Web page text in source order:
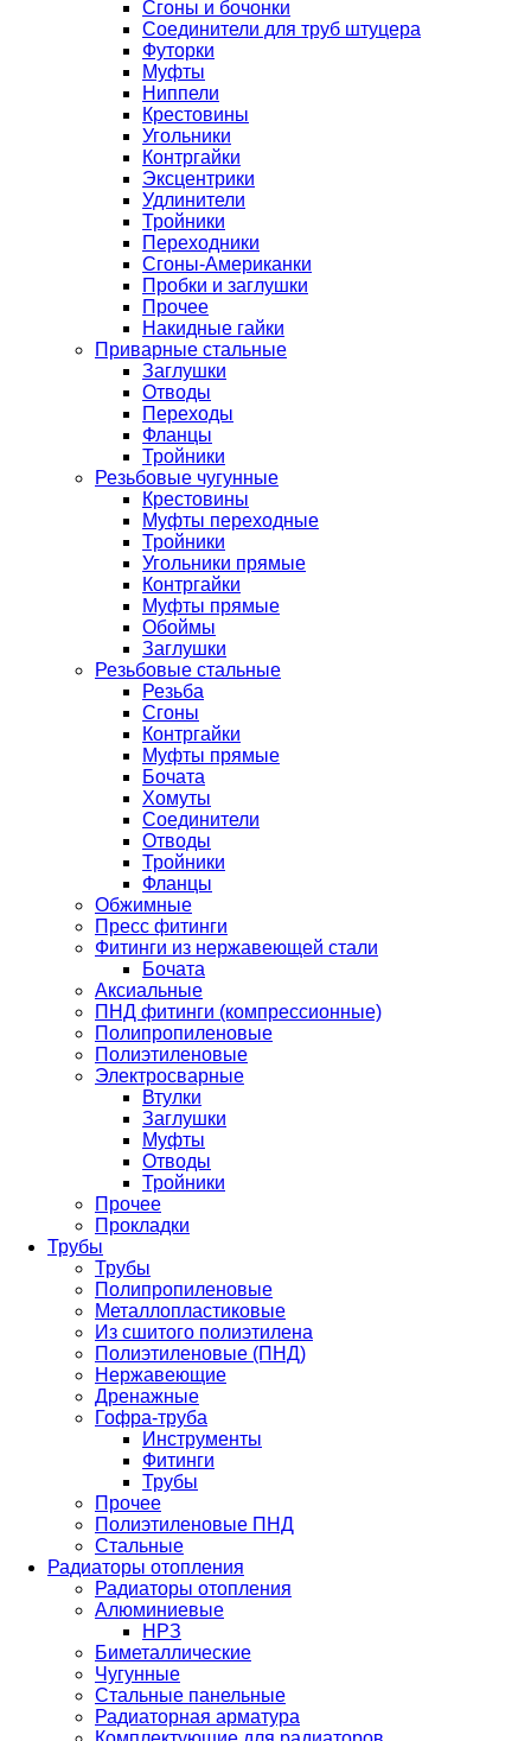
Сгоны и бочонки
Соединители для труб штуцера
Футорки
Муфты
Ниппели
Крестовины
Угольники
Контргайки
Эксцентрики
Удлинители
Тройники
Переходники
Сгоны-Американки
Пробки и заглушки
Прочее
Накидные гайки
Приварные стальные
Заглушки
Отводы
Переходы
Фланцы
Тройники
Резьбовые чугунные
Крестовины
Муфты переходные
Тройники
Угольники прямые
Контргайки
Муфты прямые
Обоймы
Заглушки
Резьбовые стальные
Резьба
Сгоны
Контргайки
Муфты прямые
Бочата
Хомуты
Соединители
Отводы
Тройники
Фланцы
Обжимные
Пресс фитинги
Фитинги из нержавеющей стали
Бочата
Аксиальные
ПНД фитинги (компрессионные)
Полипропиленовые
Полиэтиленовые
Электросварные
Втулки
Заглушки
Муфты
Отводы
Тройники
Прочее
Прокладки
Трубы
Трубы
Полипропиленовые
Металлопластиковые
Из сшитого полиэтилена
Полиэтиленовые (ПНД)
Нержавеющие
Дренажные
Гофра-труба
Инструменты
Фитинги
Трубы
Прочее
Полиэтиленовые ПНД
Стальные
Радиаторы отопления
Радиаторы отопления
Алюминиевые
НРЗ
Биметаллические
Чугунные
Стальные панельные
Радиаторная арматура